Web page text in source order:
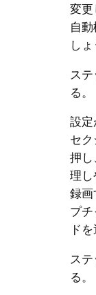
変更
自
しょ
ス
る。
設定
セ
押し
理し
録画
プ
ド
ス
る。